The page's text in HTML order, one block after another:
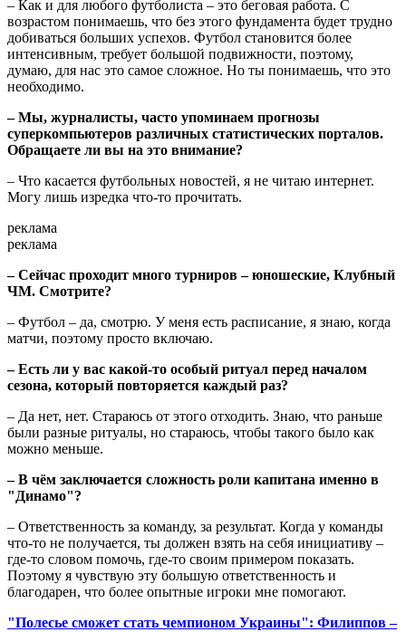
– Как и для любого футболиста – это беговая работа. С
возрастом понимаешь, что без этого фундамента будет трудно
добиваться больших успехов. Футбол становится более
интенсивным, требует большой подвижности, поэтому,
думаю, для нас это самое сложное. Но ты понимаешь, что это
необходимо.
– Мы, журналисты, часто упоминаем прогнозы
суперкомпьютеров различных статистических порталов.
Обращаете ли вы на это внимание?
– Что касается футбольных новостей, я не читаю интернет.
Могу лишь изредка что-то прочитать.
реклама
реклама
– Сейчас проходит много турниров – юношеские, Клубный
ЧМ. Смотрите?
– Футбол – да, смотрю. У меня есть расписание, я знаю, когда
матчи, поэтому просто включаю.
– Есть ли у вас какой-то особый ритуал перед началом
сезона, который повторяется каждый раз?
– Да нет, нет. Стараюсь от этого отходить. Знаю, что раньше
были разные ритуалы, но стараюсь, чтобы такого было как
можно меньше.
– В чём заключается сложность роли капитана именно в
"Динамо"?
– Ответственность за команду, за результат. Когда у команды
что-то не получается, ты должен взять на себя инициативу –
где-то словом помочь, где-то своим примером показать.
Поэтому я чувствую эту большую ответственность и
благодарен, что более опытные игроки мне помогают.
"Полесье сможет стать чемпионом Украины": Филиппов –